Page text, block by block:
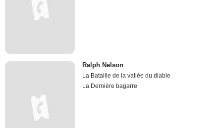
Ralph Nelson
La Bataille de la vallée du diable
La Dernière bagarre